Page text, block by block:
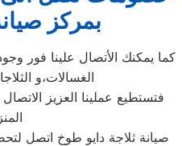
بمركز
كما يمكنك الأتصال علينا فور
الغسالات،و
فتستطيع عملينا العزيز